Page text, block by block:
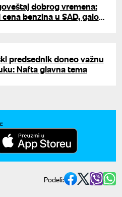
dobrog vremena:
cena benzina u SAD, galon
predsednik doneo važnu
Nafta glavna tema
Podeli: